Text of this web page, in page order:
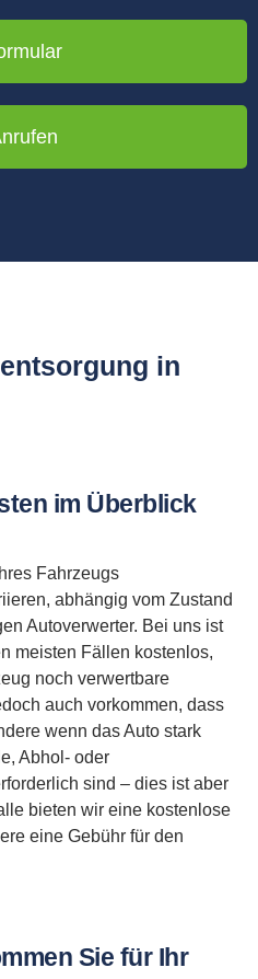
in
im Überblick
Fahrzeugs
abhängig vom Zustand
Autoverwerter. Bei uns ist
meisten Fällen kostenlos,
noch verwertbare
auch vorkommen, dass
wenn das Auto stark
Abhol- oder
sind – dies ist aber
bieten wir eine kostenlose
eine Gebühr für den
Sie für Ihr